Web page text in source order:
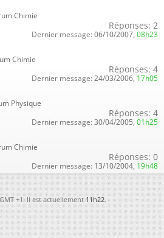
Chimie
Réponses: 2
Dernier message: 06/10/2007, 08h23
Chimie
Réponses: 4
Dernier message: 24/03/2006, 17h05
Physique
Réponses: 4
Dernier message: 30/04/2005, 01h25
Chimie
Réponses: 0
Dernier message: 13/10/2004, 19h48
+1. Il est actuellement11h22.